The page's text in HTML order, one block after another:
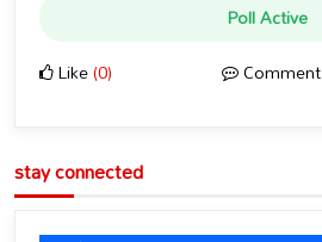
Poll Active
Like(0) Comment
stay connected